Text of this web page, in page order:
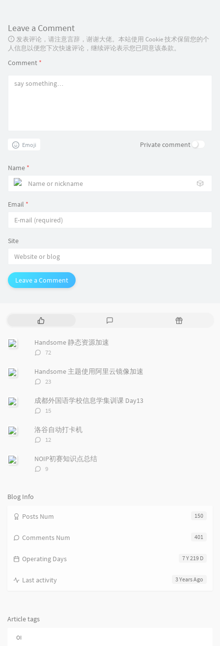
Leave a Comment
发表评论，请注意言辞，谢谢大佬。本站使用 Cookie 技术保留您的个
人信息以便您下次快速评论，继续评论表示您已同意该条款。
Comment *
Emoji Private comment
Name *
🎲
Email *
Site
Leave a Comment
P
u
a
r
r
t
c
l
s
t
m
R
Handsome 静态资源加速
评
数：
72
Handsome 主题使用阿里云镜像加速
评
数：
23
成都外国语学校信息学集训课 Day13
评
数：
15
洛谷自动打卡机
评
数：
12
NOIP初赛知识点总结
评
9
Blog Info
150
Posts Num
401
Comments Num
7 Y 219 D
Operating Days
3 Years Ago
Last activity
Article tags
OI